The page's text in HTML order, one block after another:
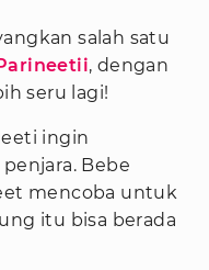
salah satu
, dengan
seru lagi!
ingin
Bebe
mencoba untuk
itu bisa berada